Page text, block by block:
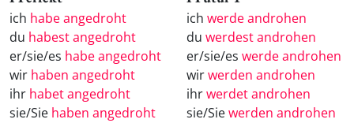
ich habe angedroht
du habest angedroht
er/sie/es habe angedroht
wir haben angedroht
ihr habet angedroht
sie/Sie haben angedroht
ich werde androhen
du werdest androhen
er/sie/es werde androhen
wirwerden androhen
ihrwerdet androhen
sie/Siewerden androhen